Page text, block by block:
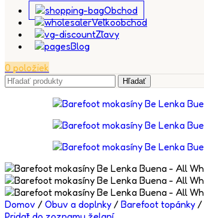
Obchod
Veľkoobchod
Zľavy
Blog
0 položiek
Hľadať
Domov / Obuv a doplnky / Barefoot topánky /